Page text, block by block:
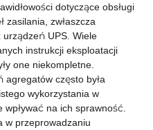
dotyczące obsługi
zasilania, zwłaszcza
UPS. Wiele
instrukcji eksploatacji
one niekompletne.
często była
wykorzystania w
wpływać na ich sprawność.
w przeprowadzaniu